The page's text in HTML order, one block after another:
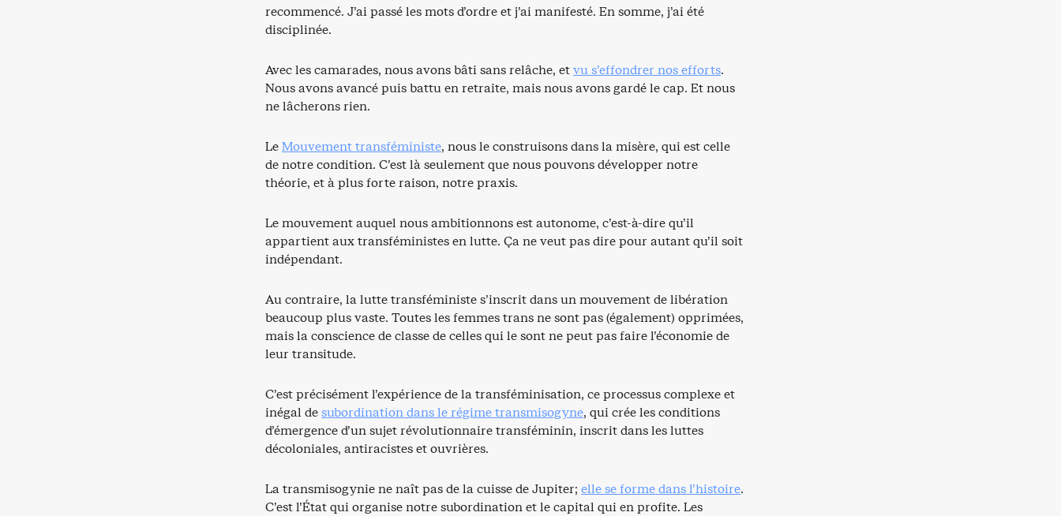
recommencé. J’ai passé les mots d’ordre et j’ai manifesté. En somme, j’ai été
disciplinée.
Avec les camarades, nous avons bâti sans relâche, etvu s’effondrer nos efforts.
Nous avons avancé puis battu en retraite, mais nous avons gardé le cap. Et nous
ne lâcherons rien.
LeMouvement transféministe, nous le construisons dans la misère, qui est celle
de notre condition. C’est là seulement que nous pouvons développer notre
théorie, et à plus forte raison, notre praxis.
Le mouvement auquel nous ambitionnons est autonome, c’est-à-dire qu’il
appartient aux transféministes en lutte. Ça ne veut pas dire pour autant qu’il soit
indépendant.
Au contraire, la lutte transféministe s’inscrit dans un mouvement de libération
beaucoup plus vaste. Toutes les femmes trans ne sont pas (également) opprimées,
mais la conscience de classe de celles qui le sont ne peut pas faire l’économie de
leur transitude.
C’est précisément l’expérience de la transféminisation, ce processus complexe et
inégal desubordination dans le régime transmisogyne, qui crée les conditions
d’émergence d’un sujet révolutionnaire transféminin, inscrit dans les luttes
décoloniales, antiracistes et ouvrières.
La transmisogynie ne naît pas de la cuisse de Jupiter; elle se forme dans l’histoire.
C’est l’État qui organise notre subordination et le capital qui en profite. Les